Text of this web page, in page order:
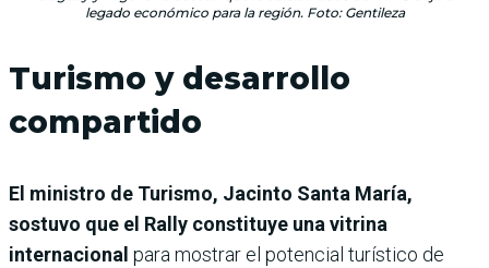
legado económico para la región. Foto: Gentileza
Turismo y desarrollo
compartido
El ministro de Turismo, Jacinto Santa María,
sostuvo que el Rally constituye una vitrina
internacional para mostrar el potencial turístico de